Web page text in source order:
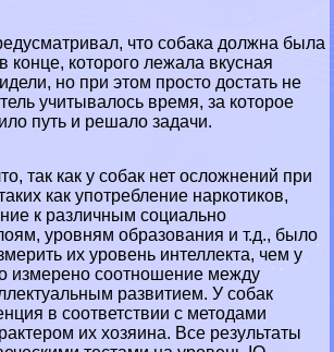
что собака должна была
конце, которого лежала вкусная
но при этом просто достать не
учитывалось время, за которое
путь и решало задачи.
так как у собак нет осложнений при
как употрeбление наркотиков,
к различным социально
уровням образования и т.д., было
их уровень интеллекта, чем у
измерено соотношение между
развитием. У собак
в соответствии с методами
их хозяина. Все результаты